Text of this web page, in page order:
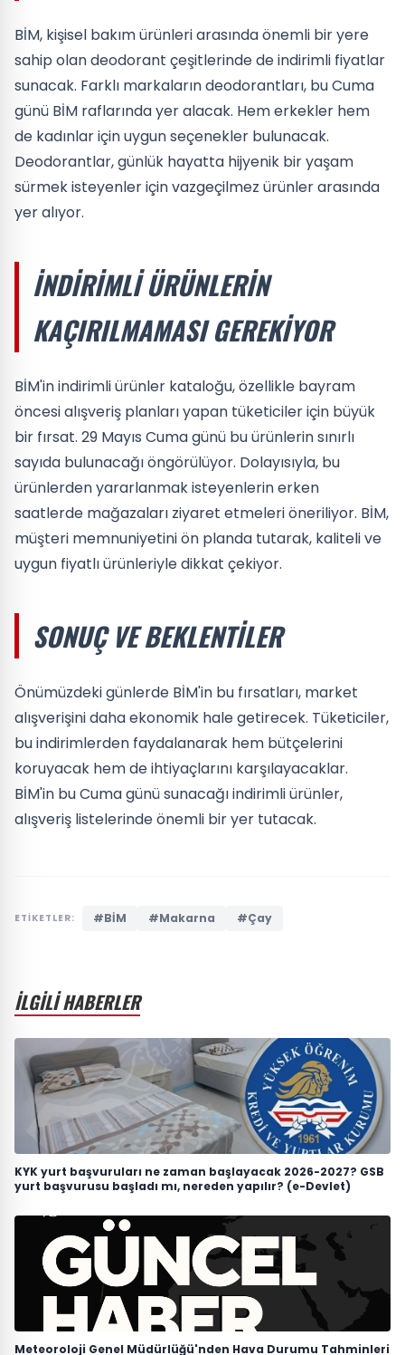
BİM, kişisel bakım ürünleri arasında önemli bir yere
sahip olan deodorant çeşitlerinde de indirimli fiyatlar
sunacak. Farklı markaların deodorantları, bu Cuma
günü BİM raflarında yer alacak. Hem erkekler hem
de kadınlar için uygun seçenekler bulunacak.
Deodorantlar, günlük hayatta hijyenik bir yaşam
sürmek isteyenler için vazgeçilmez ürünler arasında
yer alıyor.
İNDIRIMLI ÜRÜNLERIN
KAÇIRILMAMASI GEREKIYOR
BİM'in indirimli ürünler kataloğu, özellikle bayram
öncesi alışveriş planları yapan tüketiciler için büyük
bir fırsat. 29 Mayıs Cuma günü bu ürünlerin sınırlı
sayıda bulunacağı öngörülüyor. Dolayısıyla, bu
ürünlerden yararlanmak isteyenlerin erken
saatlerde mağazaları ziyaret etmeleri öneriliyor. BİM,
müşteri memnuniyetini ön planda tutarak, kaliteli ve
uygun fiyatlı ürünleriyle dikkat çekiyor.
SONUÇ VE BEKLENTILER
Önümüzdeki günlerde BİM'in bu fırsatları, market
alışverişini daha ekonomik hale getirecek. Tüketiciler,
bu indirimlerden faydalanarak hem bütçelerini
koruyacak hem de ihtiyaçlarını karşılayacaklar.
BİM'in bu Cuma günü sunacağı indirimli ürünler,
alışveriş listelerinde önemli bir yer tutacak.
ETİKETLER: #BİM #Makarna #Çay
İLGİLİ HABERLER
KYK yurt başvuruları ne zaman başlayacak 2026-2027? GSB
yurt başvurusu başladı mı, nereden yapılır? (e-Devlet)
Meteoroloji Genel Müdürlüğü'nden Hava Durumu Tahminleri